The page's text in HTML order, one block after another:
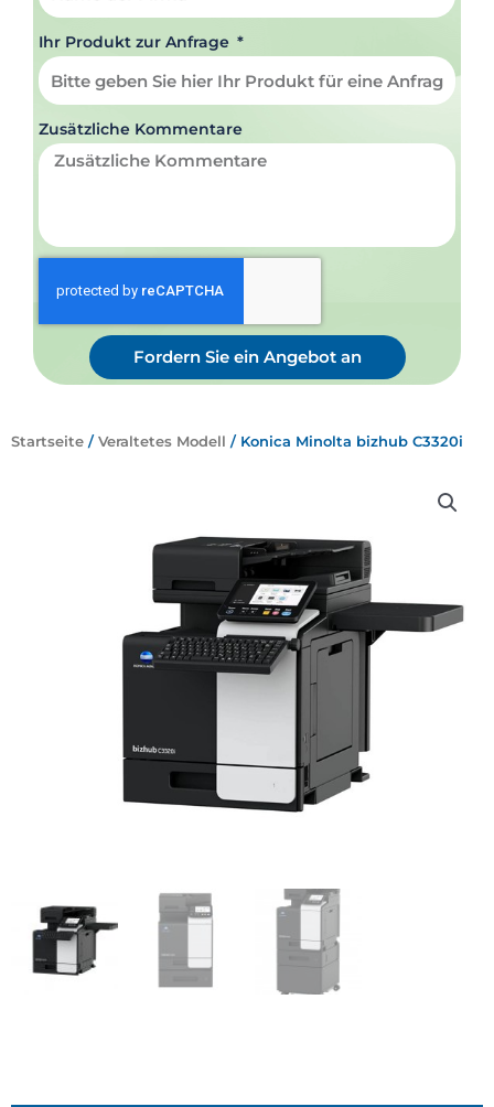
Startseite / Veraltetes Modell / Konica Minolta bizhub C3320i
Ihr Produkt zur Anfrage
Zusätzliche Kommentare
Fordern Sie ein Angebot an